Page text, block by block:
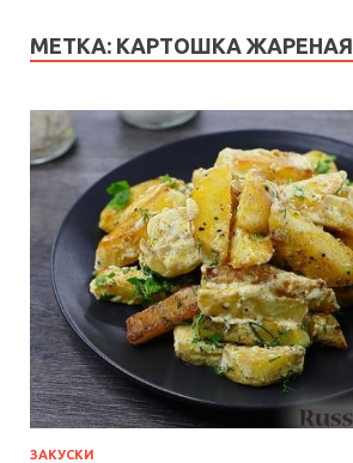
МЕТКА: КАРТОШКА ЖАРЕНАЯ
ЗАКУСКИ